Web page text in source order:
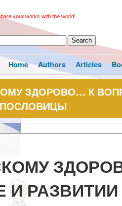
your works with the world!
Home Authors Articles
ЗДОРОВО… К
ПОСЛОВИЦЫ
И